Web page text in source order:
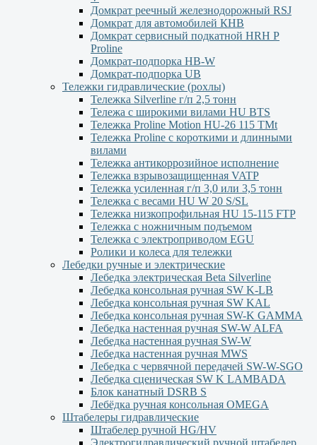
Домкрат реечный железнодорожный RSJ
Домкрат для автомобилей КНВ
Домкрат сервисный подкатной НRH P
Proline
Домкрат-подпорка HB-W
Домкрат-подпорка UB
Тележки гидравлические (рохлы)
Тележка Silverline г/п 2,5 тонн
Тележа с широкими вилами HU BTS
Тележка Proline Motion HU-26 115 TMt
Тележка Proline с короткими и длинными
вилами
Тележка антикоррозийное исполнение
Тележка взрывозащищенная VATP
Тележка усиленная г/п 3,0 или 3,5 тонн
Тележка с весами HU W 20 S/SL
Тележка низкопрофильная HU 15-115 FTP
Тележка с ножничным подъемом
Тележка с электроприводом EGU
Ролики и колеса для тележки
Лебедки ручные и электрические
Лебедка электрическая Beta Silverline
Лебедка консольная ручная SW K-LB
Лебедка консольная ручная SW KAL
Лебедка консольная ручная SW-K GAMMA
Лебедка настенная ручная SW-W ALFA
Лебедка настенная ручная SW-W
Лебедка настенная ручная MWS
Лебедка с червячной передачей SW-W-SGO
Лебедка сценическая SW K LAMBADA
Блок канатный DSRB S
Лебёдка ручная консольная OMEGA
Штабелеры гидравлические
Штабелер ручной HG/HV
Электрогидравлический ручной штабелер